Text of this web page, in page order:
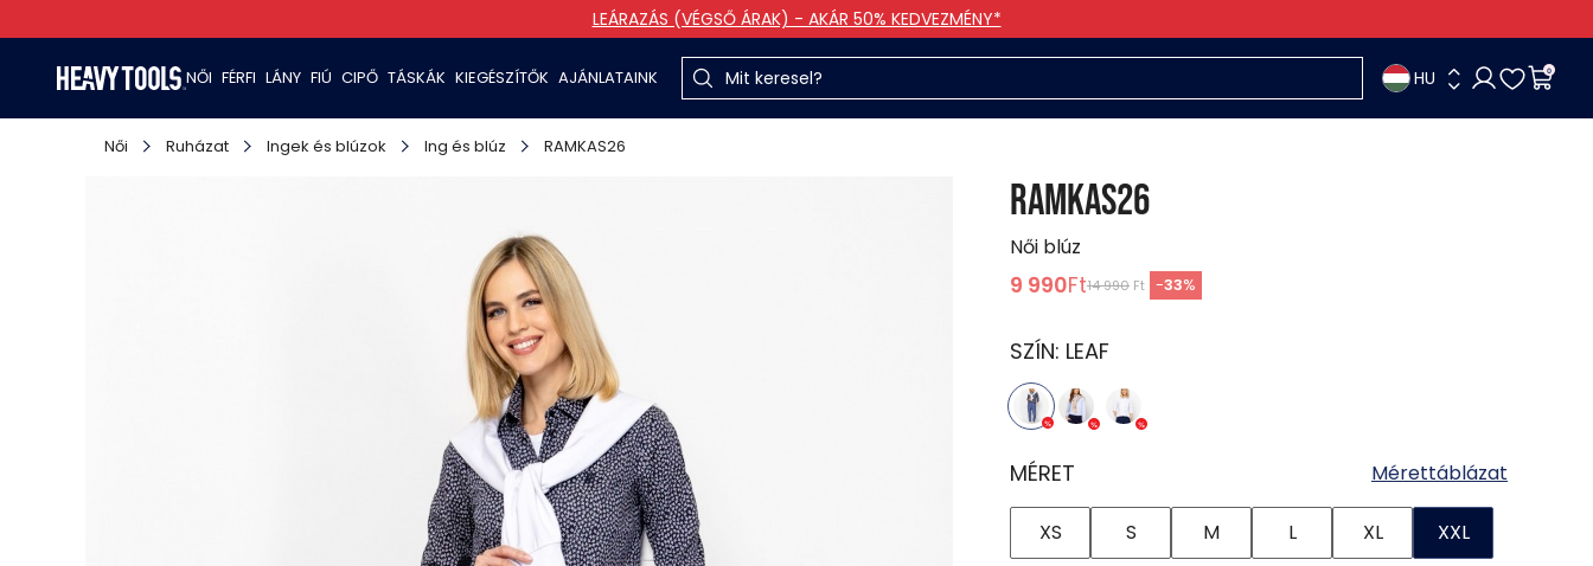
LEÁRAZÁS (VÉGSŐ ÁRAK) - AKÁR 50% KEDVEZMÉNY*
NŐI FÉRFI LÁNY FIÚ CIPŐ TÁSKÁK KIEGÉSZÍTŐK AJÁNLATAINK HU 0
Női Ruházat Ingek és blúzok Ing és blúz RAMKAS26
RAMKAS26
Női blúz
9 990Ft14 990 Ft -33%
SZÍN: LEAF
MÉRET Mérettáblázat
XS S M L XL XXL